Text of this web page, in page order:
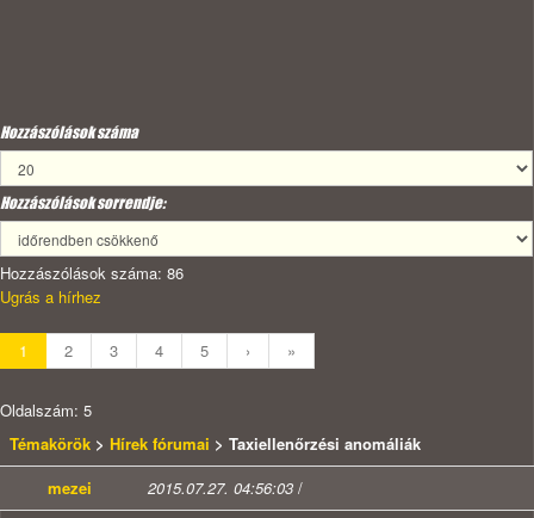
Hozzászólások száma
Hozzászólások sorrendje:
Hozzászólások száma: 86
Ugrás a hírhez
1 2 3 4 5 › »
Oldalszám: 5
Témakörök > Hírek fórumai > Taxiellenőrzési anomáliák
mezei
2015.07.27. 04:56:03 /